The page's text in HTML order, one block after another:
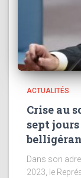
ACTUALITÉS
Crise au
sept
Dans son
2023, le